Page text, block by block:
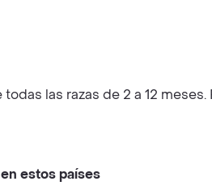
las razas de 2 a 12
estos países